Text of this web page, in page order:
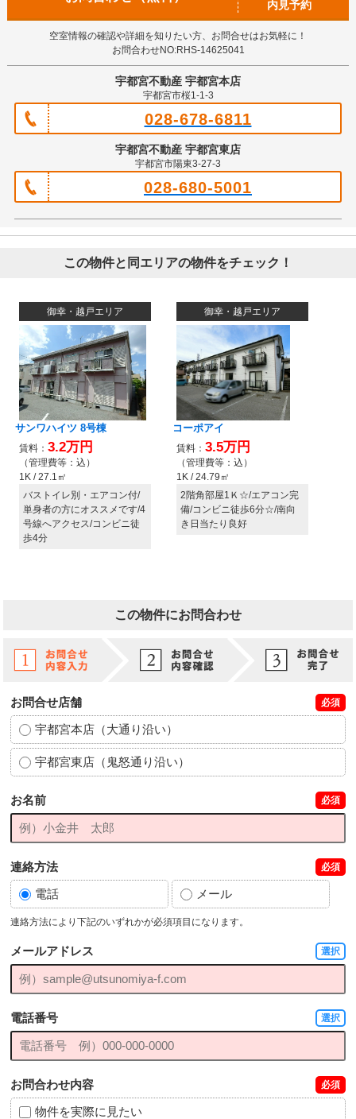
内見予約
空室情報の確認や詳細を知りたい方、お問合せはお気軽に！
お問合わせNO:RHS-14625041
宇都宮不動産 宇都宮本店
宇都宮市桜1-1-3
028-678-6811
宇都宮不動産 宇都宮東店
宇都宮市陽東3-27-3
028-680-5001
この物件と同エリアの物件をチェック！
この物件にお問合わせ
お問合せ店舗 必須
宇都宮本店（大通り沿い）
宇都宮東店（鬼怒通り沿い）
お名前 必須
連絡方法 必須
電話 メール
連絡方法により下記のいずれかが必須項目になります。
メールアドレス 選択
電話番号 選択
お問合わせ内容 必須
物件を実際に見たい